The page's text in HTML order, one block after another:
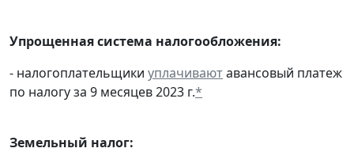
Упрощенная система налогообложения:
- налогоплательщики уплачиваютавансовый платеж
по налогу за 9 месяцев 2023 г.*
Земельный налог: